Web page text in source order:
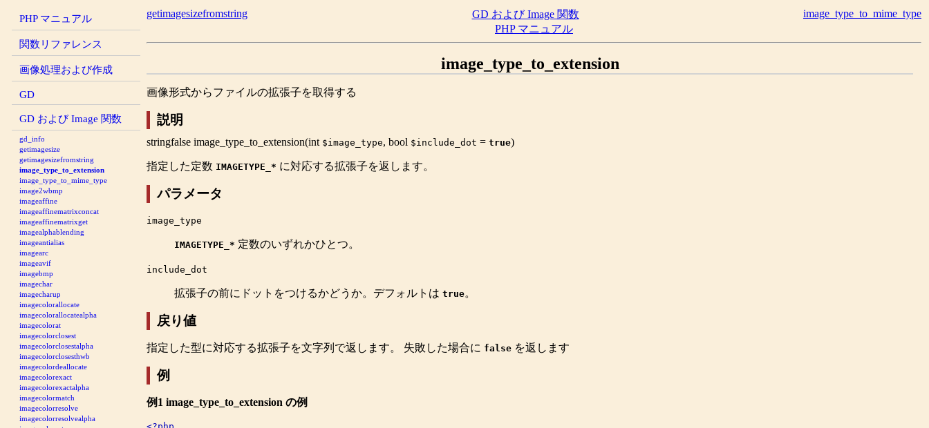
PHP マニュアル
関数リファレンス
画像処理および作成
GD
GD および Image 関数
gd_info
getimagesize
getimagesizefromstring
image_type_to_extension
image_type_to_mime_type
image2wbmp
imageaffine
imageaffinematrixconcat
imageaffinematrixget
imagealphablending
imageantialias
imagearc
imageavif
imagebmp
imagechar
imagecharup
imagecolorallocate
imagecolorallocatealpha
imagecolorat
imagecolorclosest
imagecolorclosestalpha
imagecolorclosesthwb
imagecolordeallocate
imagecolorexact
imagecolorexactalpha
imagecolormatch
imagecolorresolve
imagecolorresolvealpha
getimagesizefromstring image_type_to_mime_type
GD および Image 関数
PHP マニュアル
image_type_to_extension
画像形式からファイルの拡張子を取得する
説明
stringfalse image_type_to_extension(int $image_type, bool $include_dot = true)
指定した定数 IMAGETYPE_ * に対応する拡張子を返します。
パラメータ
image_type
IMAGETYPE_ * 定数のいずれかひとつ。
include_dot
拡張子の前にドットをつけるかどうか。デフォルトは true。
戻り値
指定した型に対応する拡張子を文字列で返します。 失敗した場合に false を返します
例
例1 image_type_to_extension の例